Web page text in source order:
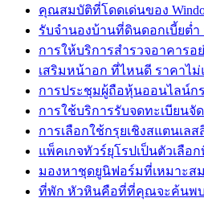
คุณสมบัติที่โดดเด่นของ
รับจำนองบ้านที่ดินดอกเบี้ยต่
การให้บริการสำรวจอาคารอ
เสริมหน้าอก ที่ไหนดี ราคาไ
การประชุมผู้ถือหุ้นออนไลน์ก
การใช้บริการรับจดทะเบียนจั
การเลือกใช้กรุยเชิงสแตนเล
แพ็คเกจทัวร์ยุโรปเป็นตัวเลือ
มองหาชุดยูนิฟอร์มที่เหมาะส
ที่พัก หัวหินคือที่ที่คุณจะค้นพ